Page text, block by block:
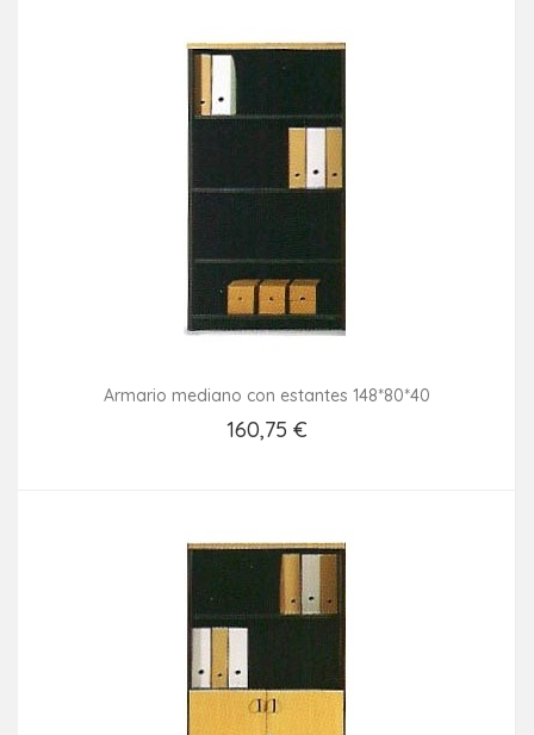
Armario mediano con estantes 148*80*40
160,75 €